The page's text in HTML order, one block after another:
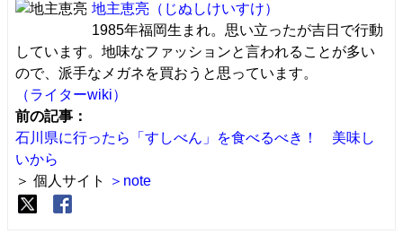
地主恵亮 （じぬしけいすけ）
1985年福岡生まれ。思い立ったが吉日で行動
しています。地味なファッションと言われることが多い
ので、派手なメガネを買おうと思っています。
（ライターwiki）
前の記事：
石川県に行ったら「すしべん」を食べるべき！ 美味し
いから
＞ 個人サイト
＞note